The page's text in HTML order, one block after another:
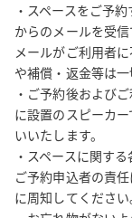
・スペースをご予
からのメールを受
メールがご利用者
や補償・返金等は一
・ご予約後および
に設置のスピーカ
いいたします。
・スペースに関す
ご予約申込者の責
に周知してください